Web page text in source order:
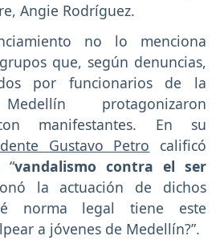
Angie Rodríguez.
no lo menciona
que, según denuncias,
por funcionarios de la
protagonizaron
manifestantes. En su
Gustavo Petro calificó
“vandalismo contra el ser
la actuación de dichos
norma legal tiene este
a jóvenes de Medellín?”.